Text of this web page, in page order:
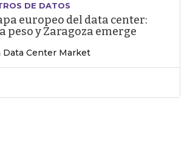
DE DATOS
europeo del data center:
peso y Zaragoza emerge
Data Center Market